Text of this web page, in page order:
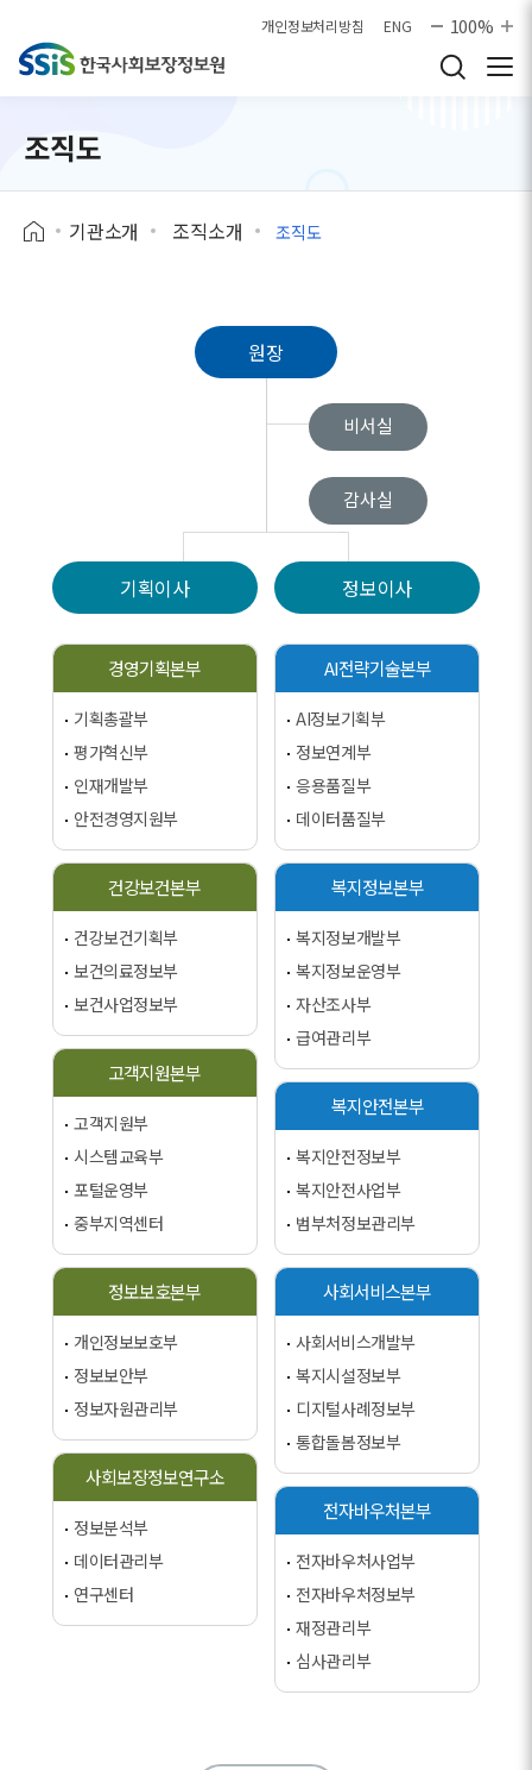
개인정보처리방침 ENG 100%
조직도
기관소개 조직소개 조직도
원장
비서실
감사실
기획이사
경영기획본부
기획총괄부
평가혁신부
인재개발부
안전경영지원부
건강보건본부
건강보건기획부
보건의료정보부
보건사업정보부
고객지원본부
고객지원부
시스템교육부
포털운영부
중부지역센터
정보보호본부
개인정보보호부
정보보안부
정보자원관리부
사회보장정보연구소
정보분석부
데이터관리부
연구센터
정보이사
AI전략기술본부
AI정보기획부
정보연계부
응용품질부
데이터품질부
복지정보본부
복지정보개발부
복지정보운영부
자산조사부
급여관리부
복지안전본부
복지안전정보부
복지안전사업부
범부처정보관리부
사회서비스본부
사회서비스개발부
복지시설정보부
디지털사례정보부
통합돌봄정보부
전자바우처본부
전자바우처사업부
전자바우처정보부
재정관리부
심사관리부